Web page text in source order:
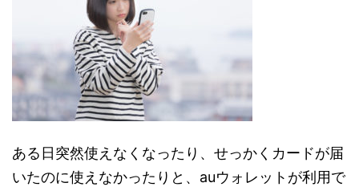
ある日突然使えなくなったり、せっかくカードが届
いたのに使えなかったりと、auウォレットが利用で